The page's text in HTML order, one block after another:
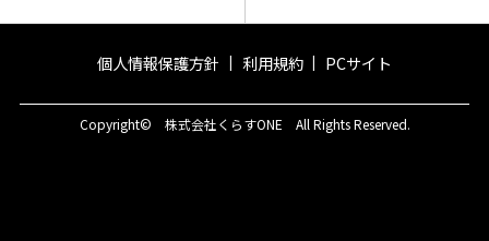
個人情報保護方針 利用規約 PCサイト
Copyright© 株式会社くらすONE All Rights Reserved.